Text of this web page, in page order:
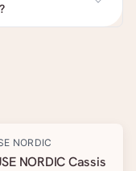
NORDIC
NORDIC Cassis